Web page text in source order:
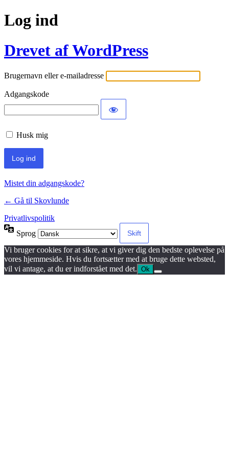
Log ind
Drevet af WordPress
Brugernavn eller e-mailadresse
Adgangskode
Husk mig
Mistet din adgangskode?
← Gå til Skovlunde
Privatlivspolitik
Sprog
Vi bruger cookies for at sikre, at vi giver dig den bedste oplevelse på
vores hjemmeside. Hvis du fortsætter med at bruge dette websted,
vil vi antage, at du er indforstået med det. Ok